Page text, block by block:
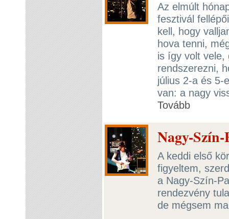
Az elmúlt
fesztivál
kell, hogy
hova tenni,
is így volt vele,
rendszerezni,
július 2-a és 5-
van: a nagy
Tovább
Nagy-
A keddi első
figyeltem,
a Nagy-Szín-
rendezvény
de mégsem